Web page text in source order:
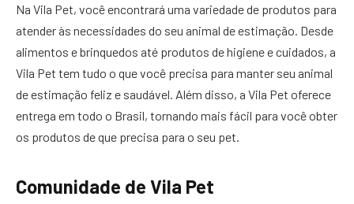
Na Vila Pet, você encontrará uma variedade de produtos para
atender às necessidades do seu animal de estimação. Desde
alimentos e brinquedos até produtos de higiene e cuidados, a
Vila Pet tem tudo o que você precisa para manter seu animal
de estimação feliz e saudável. Além disso, a Vila Pet oferece
entrega em todo o Brasil, tornando mais fácil para você obter
os produtos de que precisa para o seu pet.
Comunidade de Vila Pet